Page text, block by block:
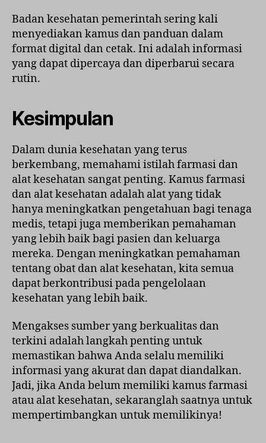
Badan kesehatan pemerintah sering kali
menyediakan kamus dan panduan dalam
format digital dan cetak. Ini adalah informasi
yang dapat dipercaya dan diperbarui secara
rutin.
Kesimpulan
Dalam dunia kesehatan yang terus
berkembang, memahami istilah farmasi dan
alat kesehatan sangat penting. Kamus farmasi
dan alat kesehatan adalah alat yang tidak
hanya meningkatkan pengetahuan bagi tenaga
medis, tetapi juga memberikan pemahaman
yang lebih baik bagi pasien dan keluarga
mereka. Dengan meningkatkan pemahaman
tentang obat dan alat kesehatan, kita semua
dapat berkontribusi pada pengelolaan
kesehatan yang lebih baik.
Mengakses sumber yang berkualitas dan
terkini adalah langkah penting untuk
memastikan bahwa Anda selalu memiliki
informasi yang akurat dan dapat diandalkan.
Jadi, jika Anda belum memiliki kamus farmasi
atau alat kesehatan, sekaranglah saatnya untuk
mempertimbangkan untuk memilikinya!